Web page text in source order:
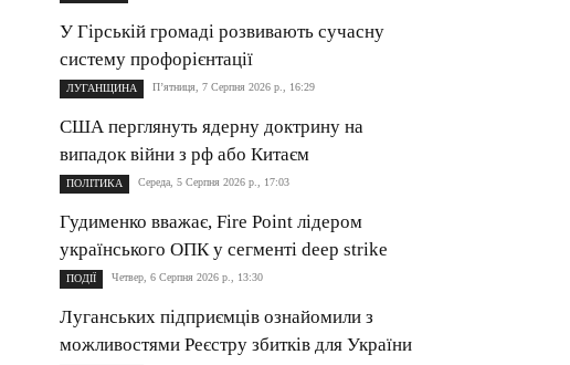
У Гірській громаді розвивають сучасну
систему профорієнтації
ЛУГАНЩИНА П’ятниця, 7 Серпня 2026 р., 16:29
США перглянуть ядерну доктрину на
випадок війни з рф або Китаєм
ПОЛІТИКА Середа, 5 Серпня 2026 р., 17:03
Гудименко вважає, Fire Point лідером
українського ОПК у сегменті deep strike
ПОДІЇ Четвер, 6 Серпня 2026 р., 13:30
Луганських підприємців ознайомили з
можливостями Реєстру збитків для України